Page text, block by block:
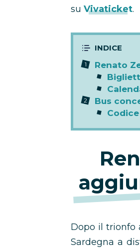
su Vivaticket.
Renato
Bus
Dopo il trionfo
Sardegna a